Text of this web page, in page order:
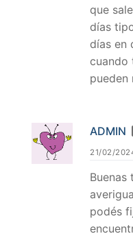
que
días
días en
cuando
pueden
ADMIN
21/02/
Buenas
podés